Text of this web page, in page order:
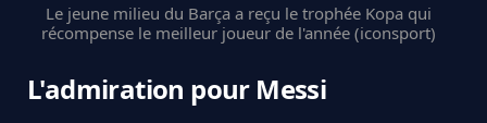
Le jeune milieu du Barça a reçu le trophée Kopa qui
récompense le meilleur joueur de l'année (iconsport)
L'admiration pour Messi